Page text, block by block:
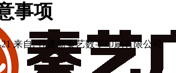
事项
来自: 甘肃新秦艺数字印刷有限公司